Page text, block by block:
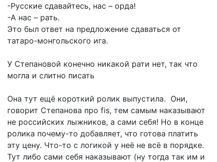
-Русские сдавайтесь, нас – орда!
-А нас – рать.
Это был ответ на предложение сдаваться от
татаро-монгольского ига.
У Степановой конечно никакой рати нет, так что
могла и слитно писать
Она тут ещё короткий ролик выпустила. Они,
говорит Степанова про fis, тем самым наказывают
не российских лыжников, а сами себя! Но в конце
ролика почему-то добавляет, что готова платить
эту цену. Что-то с логикой у неё не всё в порядке.
Тут либо сами себя наказывают (ну тогда так им и